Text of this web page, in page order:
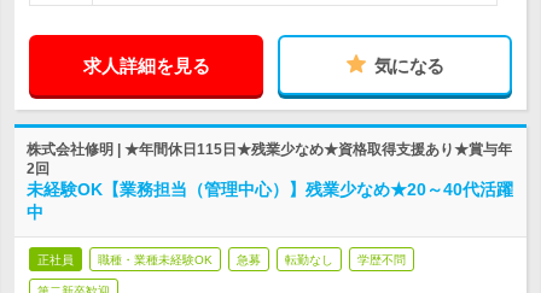
求人詳細を見る 気になる
株式会社修明 | ★年間休日115日★残業少なめ★資格取得支援あり★賞与年
2回
未経験OK【業務担当（管理中心）】残業少なめ★20～40代活躍
中
正社員 職種・業種未経験OK 急募 転勤なし 学歴不問